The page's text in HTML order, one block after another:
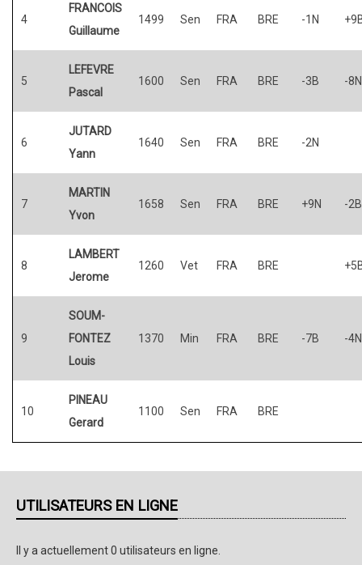
4
FRANCOIS
Guillaume
1499 Sen FRA BRE -1N
5
LEFEVRE
Pascal
1600 Sen FRA BRE -3B -8N
6
JUTARD
Yann
1640 Sen FRA BRE -2N
7
MARTIN
Yvon
1658 Sen FRA BRE +9N -2B
8
LAMBERT
Jerome
1260 Vet FRA BRE
9
SOUM-
FONTEZ
Louis
1370 Min FRA BRE -7B -4N
10
PINEAU
Gerard
1100 Sen FRA BRE
UTILISATEURS EN LIGNE
Il y a actuellement 0 utilisateurs en ligne.